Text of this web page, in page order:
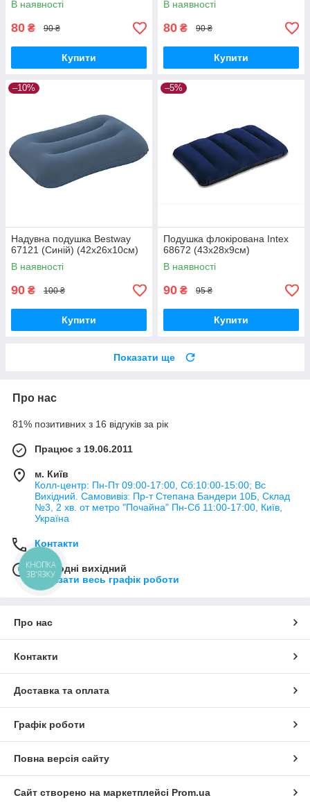
В наявності
80 ₴ 90 ₴
Купити
В наявності
80 ₴ 90 ₴
Купити
–10%
Надувна подушка Bestway
67121 (Синій) (42х26х10см)
В наявності
90 ₴ 100 ₴
Купити
–5%
Подушка флокірована Intex
68672 (43х28х9см)
В наявності
90 ₴ 95 ₴
Купити
Показати ще
Про нас
81% позитивних з 16 відгуків за рік
Працює з 19.06.2011
м. Київ
Колл-центр: Пн-Пт 09:00-17:00, Сб:10:00-15:00; Вс
Вихідний. Самовивіз: Пр-т Степана Бандери 10Б, Склад
№3, 2 хв. от метро "Почайна" Пн-Cб 11:00-17:00, Київ,
Україна
Контакти
Сьогодні вихідний
Показати весь графік роботи
Про нас
Контакти
Доставка та оплата
Графік роботи
Повна версія сайту
Сайт створено на маркетплейсі Prom.ua
КНОПКА
ЗВ'ЯЗКУ